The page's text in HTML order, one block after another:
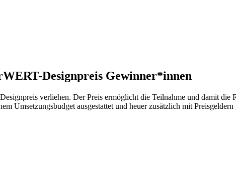
Designpreis Gewinner*innen
verliehen. Der Preis ermöglicht die Teilnahme und damit
Umsetzungsbudget ausgestattet und heuer zusätzlich mit